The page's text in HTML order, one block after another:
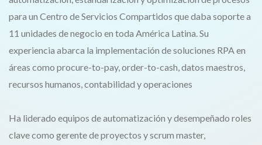
para un Centro de Servicios Compartidos que daba soporte a
11 unidades de negocio en toda América Latina. Su
experiencia abarca la implementación de soluciones RPA en
áreas como procure-to-pay, order-to-cash, datos maestros,
recursos humanos, contabilidad y operaciones
Ha liderado equipos de automatización y desempeñado roles
clave como gerente de proyectos y scrum master,